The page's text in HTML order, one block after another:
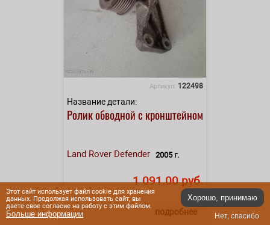
Артикул: 122498
Название детали:
Ролик обводной с кронштейном
Land Rover Defender 2005 г.
1 091.00 руб.
подробнее
Этот сайт использует файл cookie для хранения
данных. Продолжая использовать сайт, вы
даете свое согласие на работу с этим файлом.
Больше информации
Хорошо, принимаю
Нет, спасибо